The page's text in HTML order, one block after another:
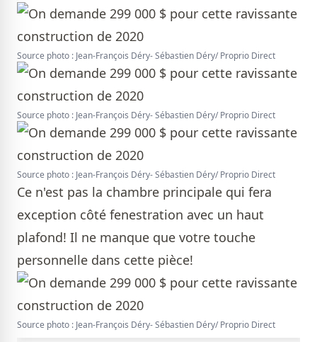
Source photo : Jean-François Déry- Sébastien Déry/ Proprio Direct
Source photo : Jean-François Déry- Sébastien Déry/ Proprio Direct
Source photo : Jean-François Déry- Sébastien Déry/ Proprio Direct
Ce n'est pas la chambre principale qui fera
exception côté fenestration avec un haut
plafond! Il ne manque que votre touche
personnelle dans cette pièce!
Source photo : Jean-François Déry- Sébastien Déry/ Proprio Direct